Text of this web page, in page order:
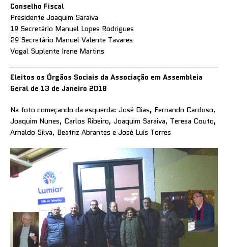
Conselho Fiscal
Presidente Joaquim Saraiva
1º Secretário Manuel Lopes Rodrigues
2º Secretário Manuel Valente Tavares
Vogal Suplente Irene Martins
Eleitos os Órgãos Sociais da Associação em Assembleia
Geral de 13 de Janeiro 2018
Na foto começando da esquerda: José Dias, Fernando Cardoso,
Joaquim Nunes, Carlos Ribeiro, Joaquim Saraiva, Teresa Couto,
Arnaldo Silva, Beatriz Abrantes e José Luís Torres